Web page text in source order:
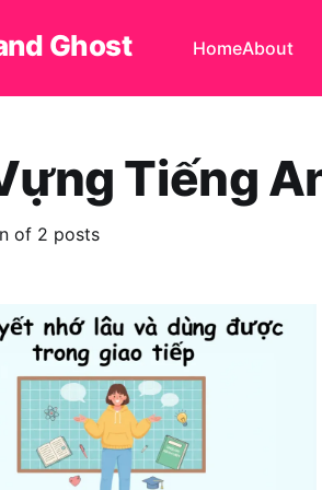
Ghost HomeAbout
Tiếng
of 2 posts